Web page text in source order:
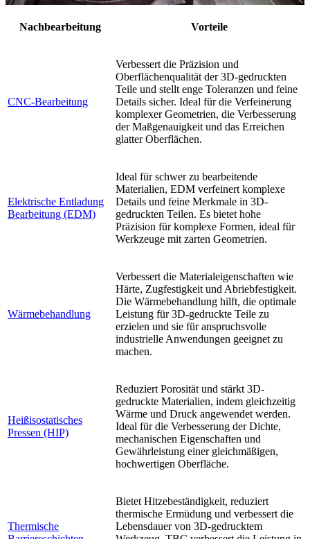
Nachbearbeitung Vorteile
CNC-Bearbeitung
Verbessert die Präzision und
Oberflächenqualität der 3D-gedruckten
Teile und stellt enge Toleranzen und feine
Details sicher. Ideal für die Verfeinerung
komplexer Geometrien, die Verbesserung
der Maßgenauigkeit und das Erreichen
glatter Oberflächen.
Elektrische Entladung
Bearbeitung (EDM)
Ideal für schwer zu bearbeitende
Materialien, EDM verfeinert komplexe
Details und feine Merkmale in 3D-
gedruckten Teilen. Es bietet hohe
Präzision für komplexe Formen, ideal für
Werkzeuge mit zarten Geometrien.
Wärmebehandlung
Verbessert die Materialeigenschaften wie
Härte, Zugfestigkeit und Abriebfestigkeit.
Die Wärmebehandlung hilft, die optimale
Leistung für 3D-gedruckte Teile zu
erzielen und sie für anspruchsvolle
industrielle Anwendungen geeignet zu
machen.
Heißisostatisches
Pressen (HIP)
Reduziert Porosität und stärkt 3D-
gedruckte Materialien, indem gleichzeitig
Wärme und Druck angewendet werden.
Ideal für die Verbesserung der Dichte,
mechanischen Eigenschaften und
Gewährleistung einer gleichmäßigen,
hochwertigen Oberfläche.
Thermische
Bietet Hitzebeständigkeit, reduziert
thermische Ermüdung und verbessert die
Lebensdauer von 3D-gedrucktem